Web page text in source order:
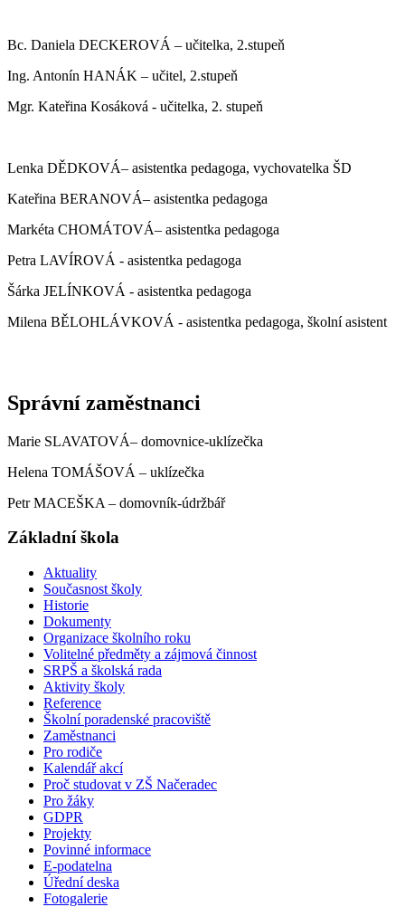
Bc. Daniela DECKEROVÁ – učitelka, 2.stupeň
Ing. Antonín HANÁK – učitel, 2.stupeň
Mgr. Kateřina Kosáková - učitelka, 2. stupeň
Lenka DĚDKOVÁ– asistentka pedagoga, vychovatelka ŠD
Kateřina BERANOVÁ– asistentka pedagoga
Markéta CHOMÁTOVÁ– asistentka pedagoga
Petra LAVÍROVÁ - asistentka pedagoga
Šárka JELÍNKOVÁ - asistentka pedagoga
Milena BĚLOHLÁVKOVÁ - asistentka pedagoga, školní asistent
Správní zaměstnanci
Marie SLAVATOVÁ– domovnice-uklízečka
Helena TOMÁŠOVÁ – uklízečka
Petr MACEŠKA – domovník-údržbář
Základní škola
Aktuality
Současnost školy
Historie
Dokumenty
Organizace školního roku
Volitelné předměty a zájmová činnost
SRPŠ a školská rada
Aktivity školy
Reference
Školní poradenské pracoviště
Zaměstnanci
Pro rodiče
Kalendář akcí
Proč studovat v ZŠ Načeradec
Pro žáky
GDPR
Projekty
Povinné informace
E-podatelna
Úřední deska
Fotogalerie